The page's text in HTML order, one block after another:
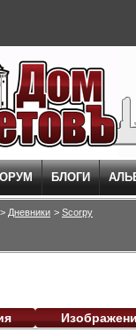
БЛОГИ
> Дневники > Scorpy